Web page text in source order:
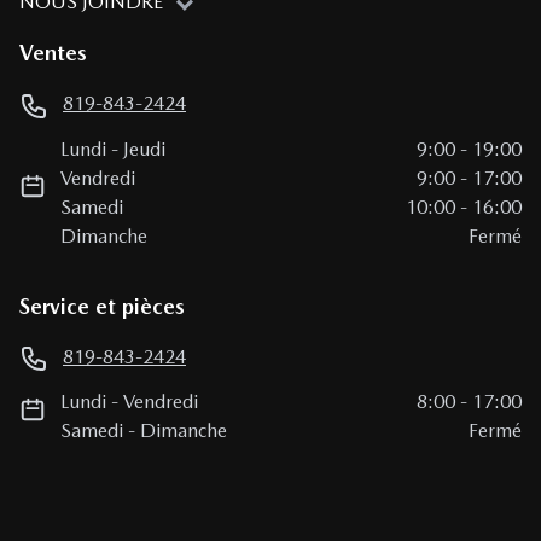
Ventes
819-843-2424
Lundi - Jeudi 9:00 - 19:00
Vendredi
9:00 - 17:00
Samedi
10:00 - 16:00
Dimanche
Fermé
Service et pièces
819-843-2424
Lundi -Vendredi 8:00 - 17:00
Samedi - Dimanche Fermé